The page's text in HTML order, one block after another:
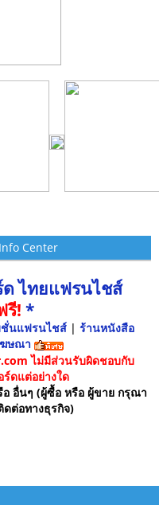
Center
ไทยแฟรนไชส์
รี! *
นแฟรนไชส์ | ร้านหนังสือ
ษณา
ไม่มีส่วนรับผิดชอบกับ
ดแต่อย่างใด
อ อื่นๆ (ผู้ซื้อ หรือ ผู้ขาย กรุณา
ต่อทางธุรกิจ)